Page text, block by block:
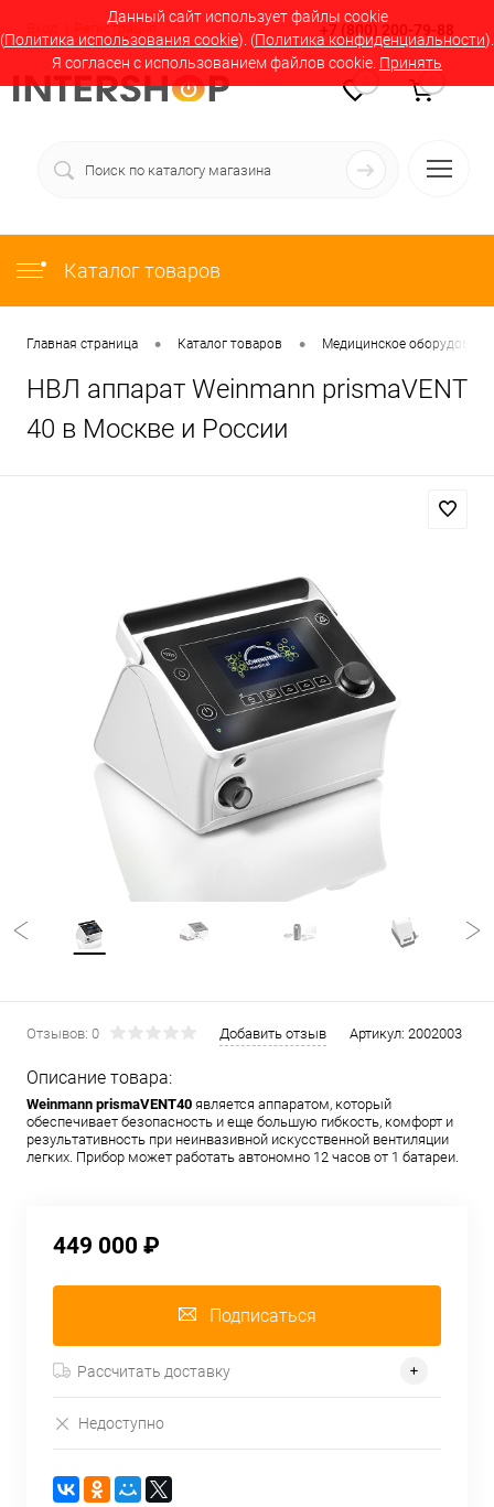
Данный сайт использует файлы cookie
(Политика использования cookie). (Политика конфиденциальности).
Я согласен с использованием файлов cookie. Принять
Вход Регистрация +7 (800) 200-79-88
Каталог товаров
Главная страница • Каталог товаров • Медицинское
НВЛ аппарат Weinmann prismaVENT
40 в Москве и России
Отзывов: 0 Добавить отзыв Артикул: 2002003
Описание товара:
Weinmann prismaVENT40 является аппаратом, который
обеспечивает безопасность и еще большую гибкость, комфорт и
результативность при неинвазивной искусственной вентиляции
легких. Прибор может работать автономно 12 часов от 1 батареи.
449 000 ₽
Подписаться
Рассчитать доставку
Недоступно